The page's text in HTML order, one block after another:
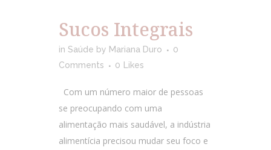
Sucos Integrais
in Saúde by Mariana Duro
0
Comments
0 Likes
Com um número maior de pessoas
se preocupando com uma
alimentação mais saudável, a indústria
alimentícia precisou mudar seu foco e